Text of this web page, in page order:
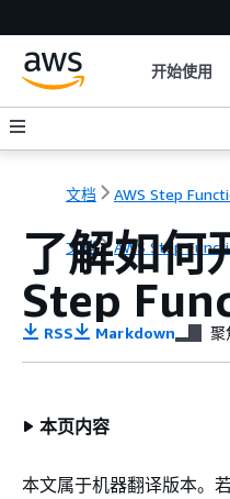
开始使用
文档 AWS Step
文档 AWS Step
了解如何
Step
RSS Markdown 聚
本页内容
本文属于机器翻译版本。